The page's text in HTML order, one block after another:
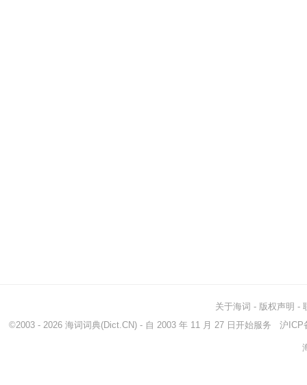
关于海词 - 版权声明 -
©2003 - 2026 海词词典(Dict.CN) - 自 2003 年 11 月 27 日开始服务 沪ICP